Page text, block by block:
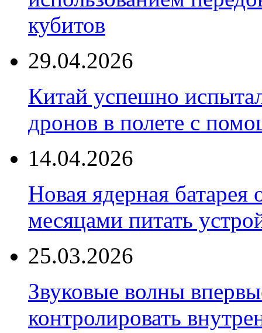
кубитов
29.04.2026
Китай успешно
дронов в полете с
14.04.2026
Новая ядерная батарея
месяцами питать
25.03.2026
Звуковые волны
контролировать